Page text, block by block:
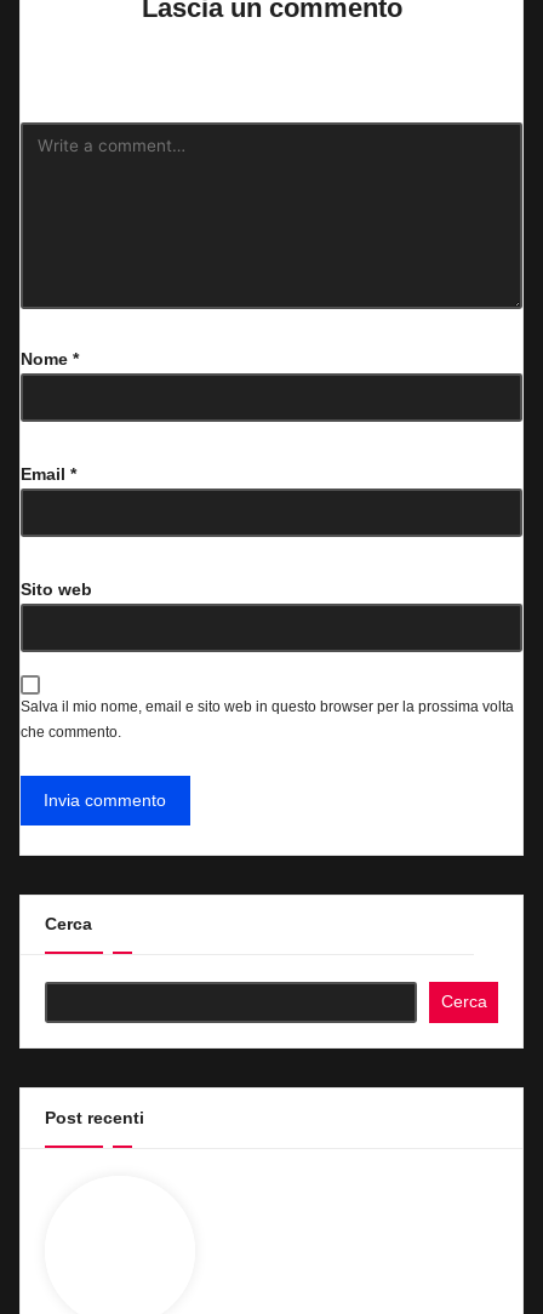
Lascia un commento
Nome *
Email *
Sito web
Salva il mio nome, email e sito web in questo browser per la prossima volta
che commento.
Cerca
Cerca
Post recenti